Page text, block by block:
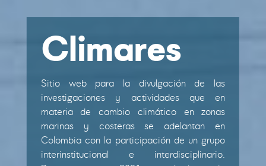
Climares
Sitio web para la divulgación de las
investigaciones y actividades que en
materia de cambio climático en zonas
marinas y costeras se adelantan en
Colombia con la participación de un grupo
interinstitucional e interdisciplinario.